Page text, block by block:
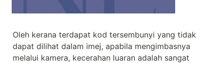
Oleh kerana terdapat kod tersembunyi yang tidak
dapat dilihat dalam imej, apabila mengimbasnya
melalui kamera, kecerahan luaran adalah sangat